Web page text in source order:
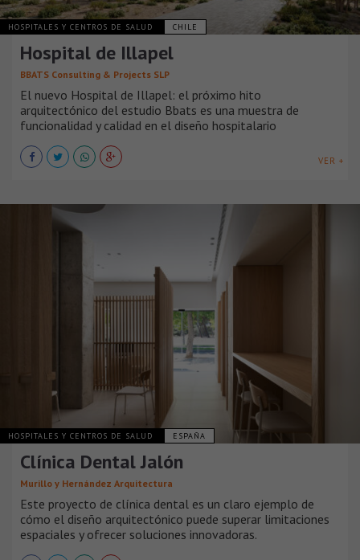
HOSPITALES Y CENTROS DE SALUD CHILE
Hospital de Illapel
BBATS Consulting & Projects SLP
El nuevo Hospital de Illapel: el próximo hito
arquitectónico del estudio Bbats es una muestra de
funcionalidad y calidad en el diseño hospitalario
VER +
HOSPITALES Y CENTROS DE SALUD ESPAÑA
Clínica Dental Jalón
Murillo y Hernández Arquitectura
Este proyecto de clínica dental es un claro ejemplo de
cómo el diseño arquitectónico puede superar limitaciones
espaciales y ofrecer soluciones innovadoras.